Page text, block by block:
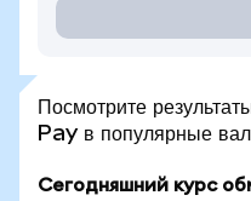
Посмотрите
Pay в популярные
Сегодняшний курс